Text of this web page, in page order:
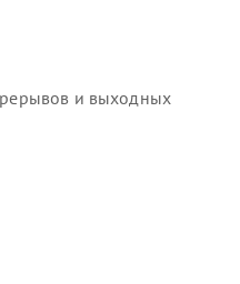
и выходных